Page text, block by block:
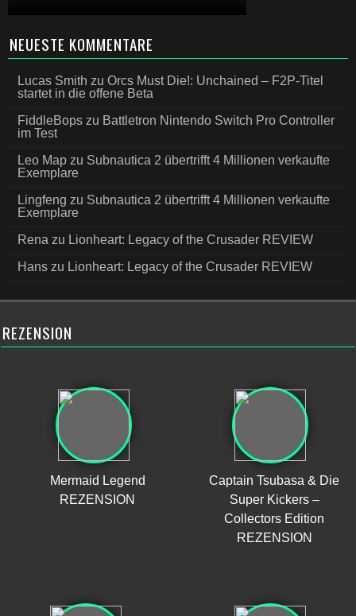
NEUESTE KOMMENTARE
Lucas Smith zu Orcs Must Die!: Unchained – F2P-Titel
startet in die offene Beta
FiddleBops zu Battletron Nintendo Switch Pro Controller
im Test
Leo Map zu Subnautica 2 übertrifft 4 Millionen verkaufte
Exemplare
Lingfeng zu Subnautica 2 übertrifft 4 Millionen verkaufte
Exemplare
Rena zu Lionheart: Legacy of the Crusader REVIEW
Hans zu Lionheart: Legacy of the Crusader REVIEW
REZENSION
Mermaid Legend
REZENSION
Captain Tsubasa & Die
Super Kickers –
Collectors Edition
REZENSION